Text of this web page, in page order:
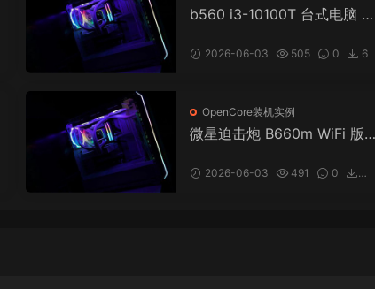
b560 i3-10100T 台式电脑 O
Hackintosh
2026-06-03 505 0 6
OpenCore装机实例
微星迫击炮 B660m WiFi 版 r
penCore EFI 黑苹果 macOS
2026-06-03 491
0